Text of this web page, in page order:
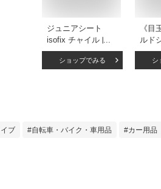
ジュニアシート
isofix チャイルドシ
ート ブースターシ
ート 3歳から 12歳
ッズシート カーシ
ショップでみる
《目
ルド
ルド
ト
ルド
シ
イブ 自転車・バイク・車用品 カー用品